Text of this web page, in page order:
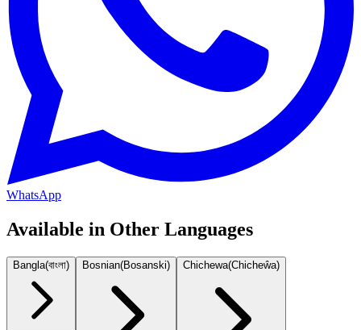
WhatsApp
Available in Other Languages
Bangla(বাংলা) Bosnian(Bosanski) Chichewa(Chicheŵa)